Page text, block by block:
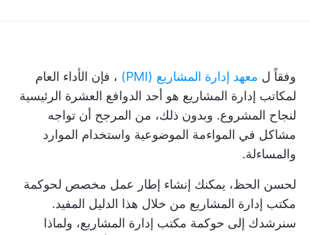
وفقاً ل معهد إدارة المشاريع (PMI)
، فإن الأداء العام
لمكاتب إدارة المشاريع هو أحد الدوافع العشرة الرئيسية
لنجاح المشروع. وبدون ذلك، من المرجح أن تواجه
مشاكل في المواءمة الموضوعية واستخدام الموارد
والمساءلة.
لحسن الحظ، يمكنك إنشاء إطار عمل مخصص لحوكمة
مكتب إدارة المشاريع من خلال هذا الدليل المفيد.
سنرشدك إلى حوكمة مكتب إدارة المشاريع، ولماذا